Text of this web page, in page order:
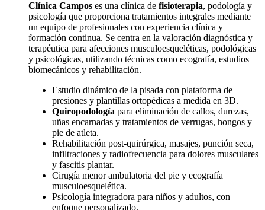
Clínica Campos es una clínica de fisioterapia, podología y
psicología que proporciona tratamientos integrales mediante
un equipo de profesionales con experiencia clínica y
formación continua. Se centra en la valoración diagnóstica y
terapéutica para afecciones musculoesqueléticas, podológicas
y psicológicas, utilizando técnicas como ecografía, estudios
biomecánicos y rehabilitación.
Estudio dinámico de la pisada con plataforma de
presiones y plantillas ortopédicas a medida en 3D.
Quiropodología para eliminación de callos, durezas,
uñas encarnadas y tratamientos de verrugas, hongos y
pie de atleta.
Rehabilitación post-quirúrgica, masajes, punción seca,
infiltraciones y radiofrecuencia para dolores musculares
y fascitis plantar.
Cirugía menor ambulatoria del pie y ecografía
musculoesquelética.
Psicología integradora para niños y adultos, con
enfoque personalizado.